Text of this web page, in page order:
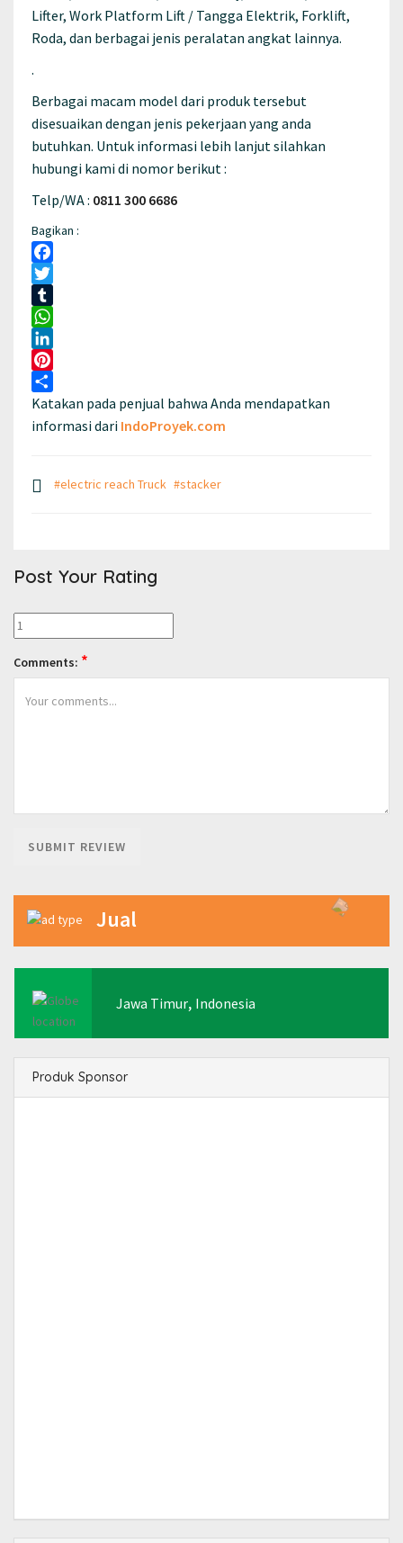
Lifter, Work Platform Lift / Tangga Elektrik, Forklift,
Roda, dan berbagai jenis peralatan angkat lainnya.
.
Berbagai macam model dari produk tersebut
disesuaikan dengan jenis pekerjaan yang anda
butuhkan. Untuk informasi lebih lanjut silahkan
hubungi kami di nomor berikut :
Telp/WA : 0811 300 6686
Bagikan :
Facebook
Twitter
Tumblr
WhatsApp
LinkedIn
Pinterest
Share
Katakan pada penjual bahwa Anda mendapatkan
informasi dari IndoProyek.com
#electric reach Truck #stacker
Post Your Rating
Comments: *
Jual
Jawa Timur, Indonesia
Produk Sponsor